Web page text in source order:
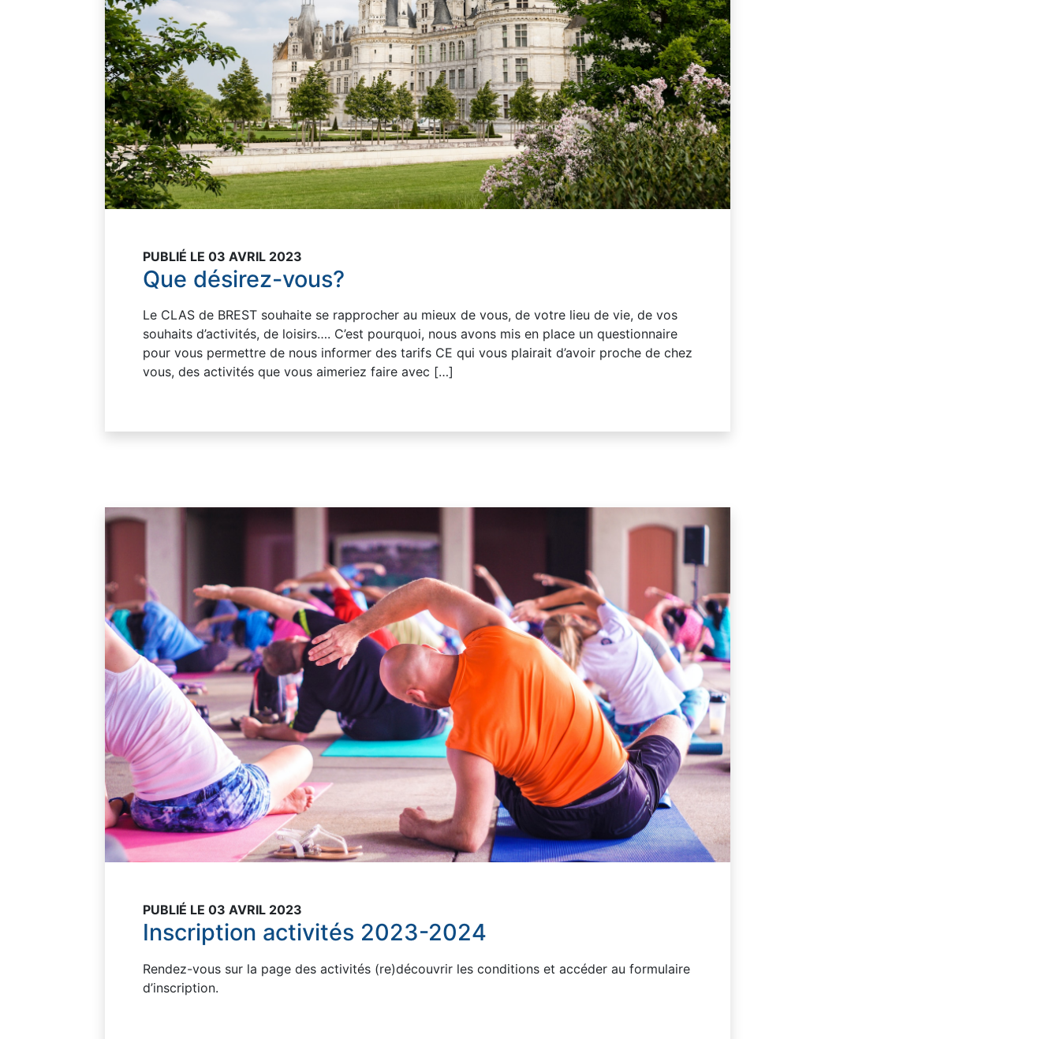
PUBLIÉ LE 03 AVRIL 2023
Que désirez-vous?
Le CLAS de BREST souhaite se rapprocher au mieux de vous, de votre lieu de vie, de vos
souhaits d’activités, de loisirs…. C’est pourquoi, nous avons mis en place un questionnaire
pour vous permettre de nous informer des tarifs CE qui vous plairait d’avoir proche de chez
vous, des activités que vous aimeriez faire avec […]
PUBLIÉ LE 03 AVRIL 2023
Inscription activités 2023-2024
Rendez-vous sur la page des activités (re)découvrir les conditions et accéder au formulaire
d’inscription.